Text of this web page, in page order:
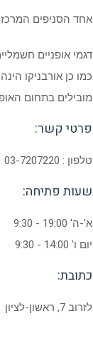
אחד הסניפים
דגמי אופניים חשמליים החל
כמו כן אורבניקו
מובילים בתחום
פרטי קשר:
טלפון : 03-7207220
שעות פתיחה:
א'-ה' 19:00 - 9:30
יום ו' 14:00 - 9:30
כתובת:
לזרוב 7, ראשון-לציון